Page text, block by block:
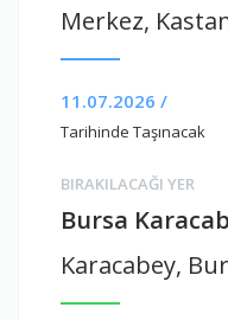
Merkez,
11.07.2026 /
Tarihinde Taşınacak
BIRAKILACAĞI YER
Bursa
Karacabey,